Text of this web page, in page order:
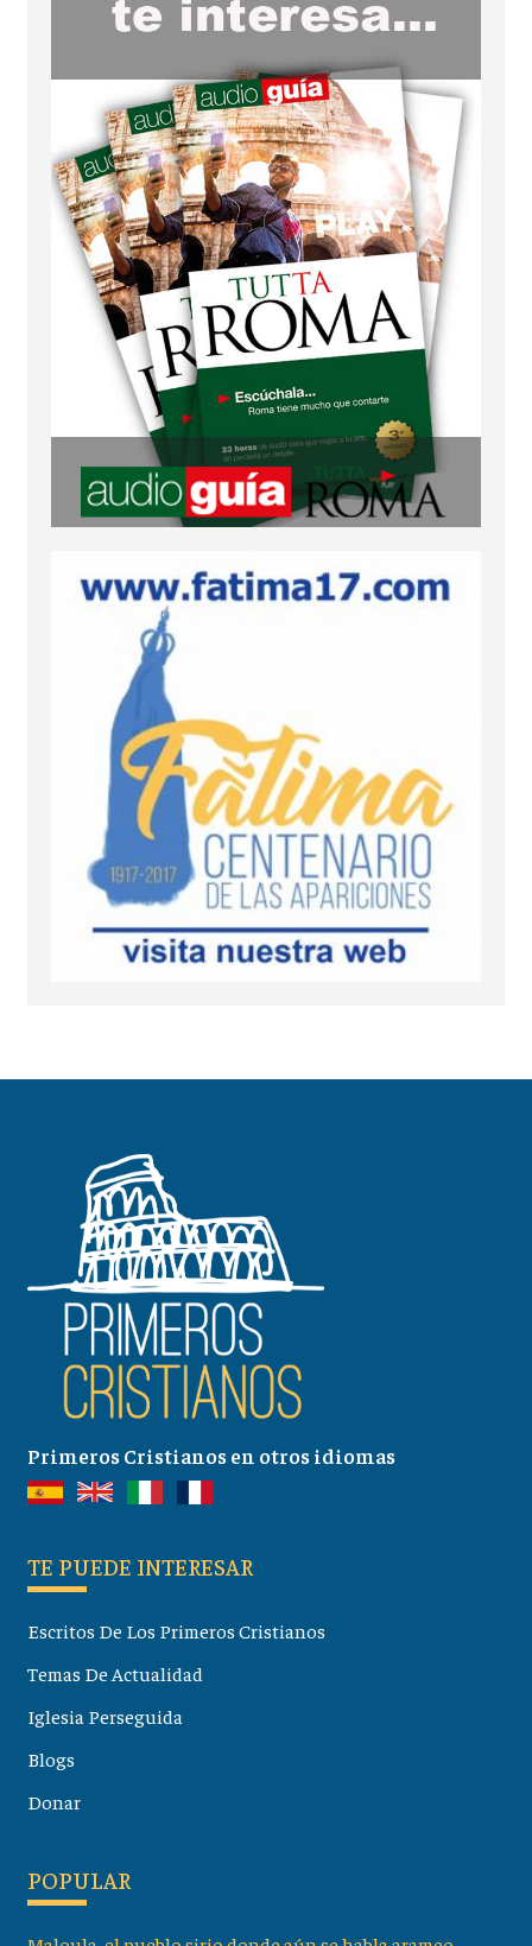
Primeros Cristianos en otros idiomas
TE PUEDE INTERESAR
Escritos De Los Primeros Cristianos
Temas De Actualidad
Iglesia Perseguida
Blogs
Donar
POPULAR